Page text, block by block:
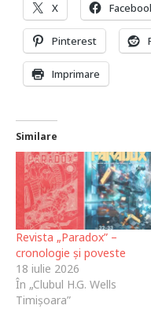
X
Pinterest
Imprimare
Similare
Revista „Paradox” –
cronologie şi poveste
18 iulie 2026
În „Clubul H.G. Wells
Timișoara”